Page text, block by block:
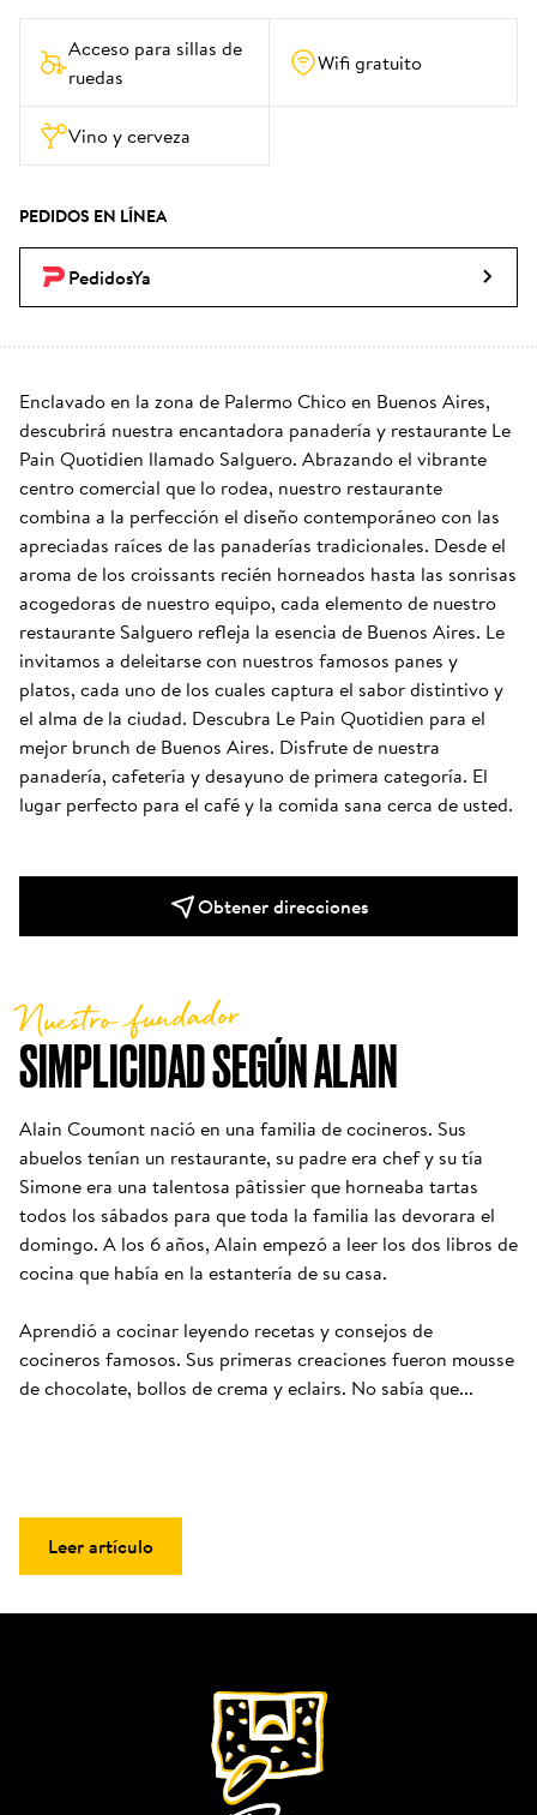
Acceso para sillas de
ruedas
Wifi gratuito
Vino y cerveza
PEDIDOS EN LÍNEA
PedidosYa
Enclavado en la zona de Palermo Chico en Buenos Aires,
descubrirá nuestra encantadora panadería y restaurante Le
Pain Quotidien llamado Salguero. Abrazando el vibrante
centro comercial que lo rodea, nuestro restaurante
combina a la perfección el diseño contemporáneo con las
apreciadas raíces de las panaderías tradicionales. Desde el
aroma de los croissants recién horneados hasta las sonrisas
acogedoras de nuestro equipo, cada elemento de nuestro
restaurante Salguero refleja la esencia de Buenos Aires. Le
invitamos a deleitarse con nuestros famosos panes y
platos, cada uno de los cuales captura el sabor distintivo y
el alma de la ciudad. Descubra Le Pain Quotidien para el
mejor brunch de Buenos Aires. Disfrute de nuestra
panadería, cafetería y desayuno de primera categoría. El
lugar perfecto para el café y la comida sana cerca de usted.
Obtener direcciones
SIMPLICIDAD SEGÚN ALAIN
Nuestro fundador
Alain Coumont nació en una familia de cocineros. Sus
abuelos tenían un restaurante, su padre era chef y su tía
Simone era una talentosa pâtissier que horneaba tartas
todos los sábados para que toda la familia las devorara el
domingo. A los 6 años, Alain empezó a leer los dos libros de
cocina que había en la estantería de su casa.
Aprendió a cocinar leyendo recetas y consejos de
cocineros famosos. Sus primeras creaciones fueron mousse
de chocolate, bollos de crema y eclairs. No sabía que...
Leer artículo